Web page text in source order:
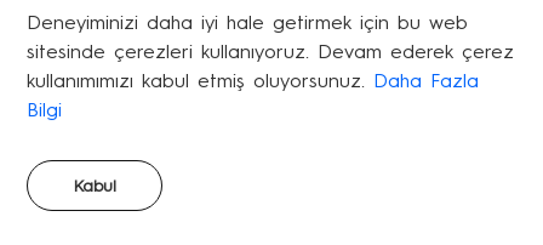
Deneyiminizi daha iyi hale getirmek için bu web
sitesinde çerezleri kullanıyoruz. Devam ederek çerez
kullanımımızı kabul etmiş oluyorsunuz.
Daha Fazla
Bilgi
Kabul